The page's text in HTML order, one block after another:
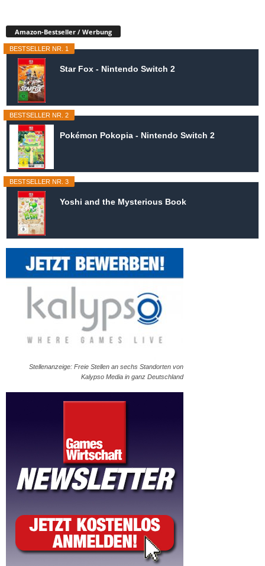
Amazon-Bestseller / Werbung
BESTSELLER NR. 1
Star Fox - Nintendo Switch 2
BESTSELLER NR. 2
Pokémon Pokopia - Nintendo Switch 2
BESTSELLER NR. 3
Yoshi and the Mysterious Book
Stellenanzeige: Freie Stellen an sechs Standorten von
Kalypso Media in ganz Deutschland